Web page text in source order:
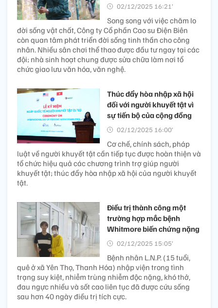
02/12/2025 16:21’
Song song với việc chăm lo
đời sống vật chất, Công ty Cổ phần Cao su Điện Biên
còn quan tâm phát triển đời sống tinh thần cho công
nhân. Nhiều sân chơi thể thao được đầu tư ngay tại các
đội; nhà sinh hoạt chung được sửa chữa làm nơi tổ
chức giao lưu văn hóa, văn nghệ.
Thúc đẩy hòa nhập xã hội
đối với người khuyết tật vì
sự tiến bộ của cộng đồng
02/12/2025 16:00’
Cơ chế, chính sách, pháp
luật về người khuyết tật cần tiếp tục được hoàn thiện và
tổ chức hiệu quả các chương trình trợ giúp người
khuyết tật; thúc đẩy hòa nhập xã hội của người khuyết
tật.
Điều trị thành công một
trường hợp mắc bệnh
Whitmore biến chứng nặng
02/12/2025 15:05’
Bệnh nhân L.N.P. (15 tuổi,
quê ở xã Yên Thọ, Thanh Hóa) nhập viện trong tình
trạng suy kiệt, nhiễm trùng nhiễm độc nặng, khó thở,
đau ngực nhiều và sốt cao liên tục đã được cứu sống
sau hơn 40 ngày điều trị tích cực.